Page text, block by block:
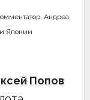
, Андреа
Японии
Попов